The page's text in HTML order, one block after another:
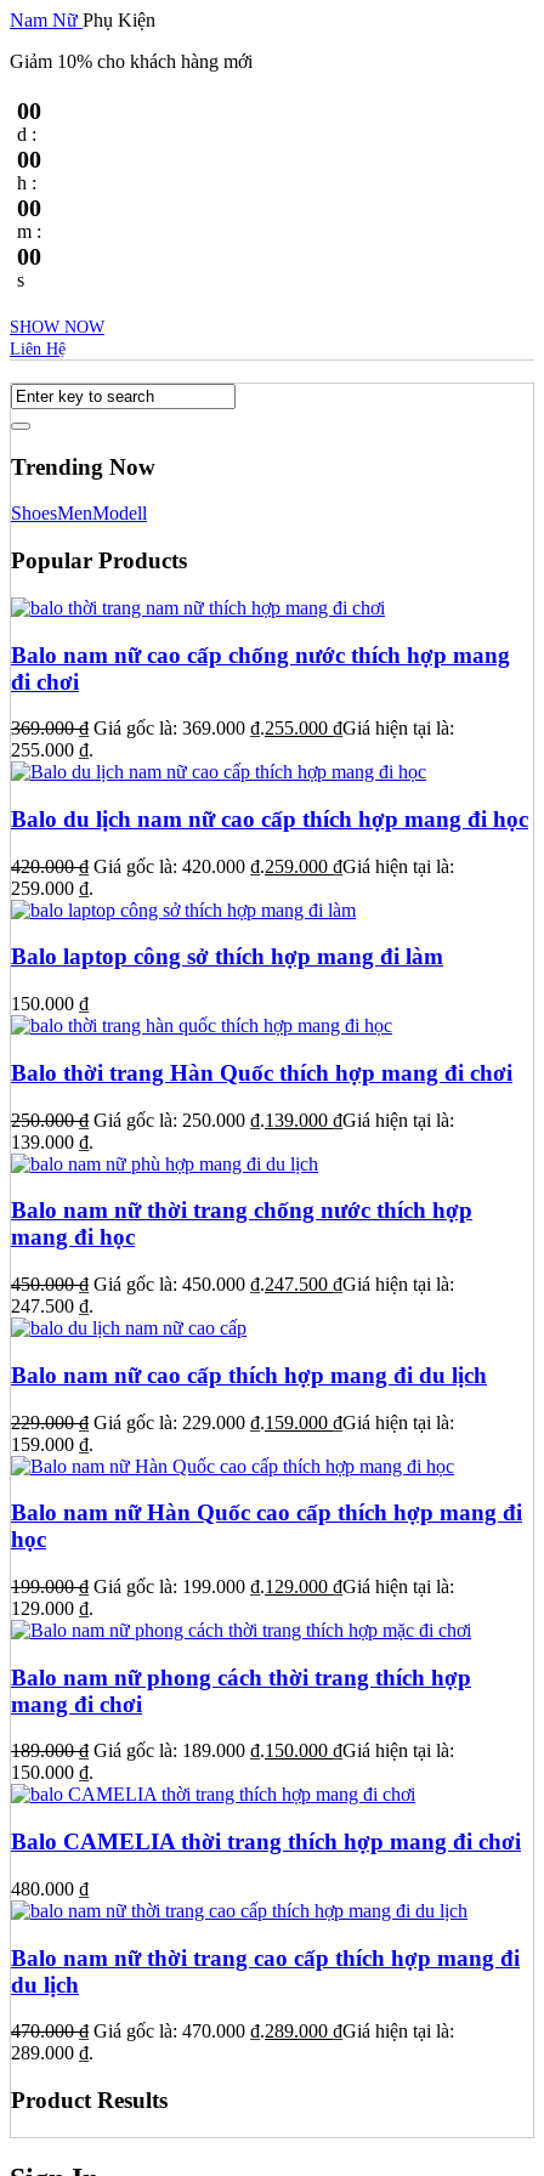
Nam Nữ Phụ Kiện
Giảm 10% cho khách hàng mới
00
d :
00
h :
00
m :
00
s
SHOW NOW
Liên Hệ
Trending Now
ShoesMenModell
Popular Products
Balo nam nữ cao cấp chống nước thích hợp mang
đi chơi
369.000₫ Giá gốc là: 369.000 ₫.255.000 ₫Giá hiện tại là:
255.000 ₫.
Balo du lịch nam nữ cao cấp thích hợp mang đi học
420.000₫ Giá gốc là: 420.000 ₫.259.000 ₫Giá hiện tại là:
259.000 ₫.
Balo laptop công sở thích hợp mang đi làm
150.000 ₫
Balo thời trang Hàn Quốc thích hợp mang đi chơi
250.000₫ Giá gốc là: 250.000 ₫.139.000 ₫Giá hiện tại là:
139.000 ₫.
Balo nam nữ thời trang chống nước thích hợp
mang đi học
450.000₫ Giá gốc là: 450.000 ₫.247.500 ₫Giá hiện tại là:
247.500 ₫.
Balo nam nữ cao cấp thích hợp mang đi du lịch
229.000₫ Giá gốc là: 229.000 ₫.159.000 ₫Giá hiện tại là:
159.000 ₫.
Balo nam nữ Hàn Quốc cao cấp thích hợp mang đi
học
199.000₫ Giá gốc là: 199.000 ₫.129.000 ₫Giá hiện tại là:
129.000 ₫.
Balo nam nữ phong cách thời trang thích hợp
mang đi chơi
189.000₫ Giá gốc là: 189.000 ₫.150.000 ₫Giá hiện tại là:
150.000 ₫.
Balo CAMELIA thời trang thích hợp mang đi chơi
480.000 ₫
Balo nam nữ thời trang cao cấp thích hợp mang đi
du lịch
470.000₫ Giá gốc là: 470.000 ₫.289.000 ₫Giá hiện tại là:
289.000 ₫.
Product Results